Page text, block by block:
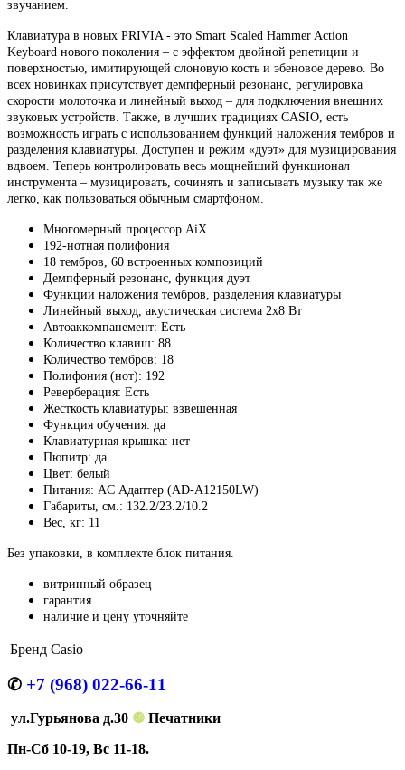
звучанием.
Клавиатура в новых PRIVIA - это Smart Scaled Hammer Action
Keyboard нового поколения – с эффектом двойной репетиции и
поверхностью, имитирующей слоновую кость и эбеновое дерево. Во
всех новинках присутствует демпферный резонанс, регулировка
скорости молоточка и линейный выход – для подключения внешних
звуковых устройств. Также, в лучших традициях CASIO, есть
возможность играть с использованием функций наложения тембров и
разделения клавиатуры. Доступен и режим «дуэт» для музицирования
вдвоем. Теперь контролировать весь мощнейший функционал
инструмента – музицировать, сочинять и записывать музыку так же
легко, как пользоваться обычным смартфоном.
Многомерный процессор AiX
192-нотная полифония
18 тембров, 60 встроенных композиций
Демпферный резонанс, функция дуэт
Функции наложения тембров, разделения клавиатуры
Линейный выход, акустическая система 2x8 Вт
Автоаккомпанемент: Есть
Количество клавиш: 88
Количество тембров: 18
Полифония (нот): 192
Реверберация: Есть
Жесткость клавиатуры: взвешенная
Функция обучения: да
Клавиатурная крышка: нет
Пюпитр: да
Цвет: белый
Питания: AC Адаптер (AD-A12150LW)
Габариты, см.: 132.2/23.2/10.2
Вес, кг: 11
Без упаковки, в комплекте блок питания.
витринный образец
гарантия
наличие и цену уточняйте
Бренд Casio
✆ +7 (968) 022-66-11
ул.Гурьянова д.30 ❿ Печатники
Пн-Сб 10-19, Вс 11-18.